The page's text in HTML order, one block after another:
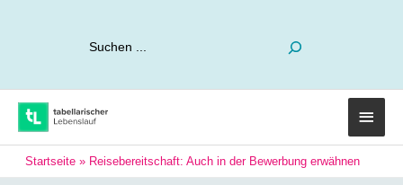
Startseite » Reisebereitschaft: Auch in der Bewerbung erwähnen